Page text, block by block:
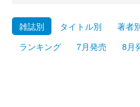
Myシェルフ
プレミアム
雑誌別 タイトル別 著者
ランキング
7月発売 8月